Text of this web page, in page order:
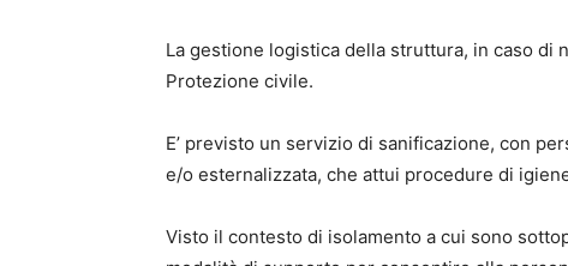
La gestione logistica della struttura, in caso
Protezione civile.
E’ previsto un servizio di sanificazione, con
e/o esternalizzata, che attui procedure di
Visto il contesto di isolamento a cui sono